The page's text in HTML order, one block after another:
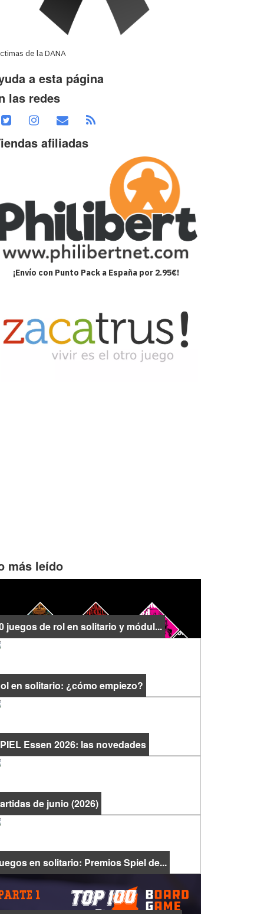
de la DANA
a esta página
las redes
afiliadas
¡Envío con Punto Pack a España por 2.95€!
más leído
juegos de rol en solitario y módul...
en solitario: ¿cómo empiezo?
Essen 2026: las novedades
de junio (2026)
en solitario: Premios Spiel de...